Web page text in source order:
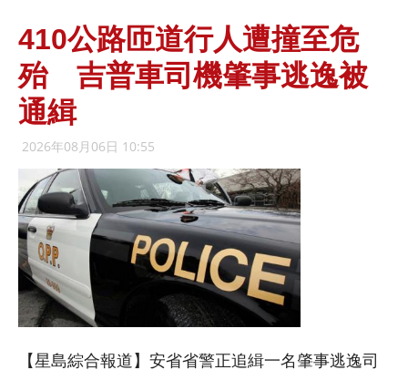
410公路匝道行人遭撞至危
殆 吉普車司機肇事逃逸被
通緝
2026年08月06日 10:55
【星島綜合報道】安省省警正追緝一名肇事逃逸司